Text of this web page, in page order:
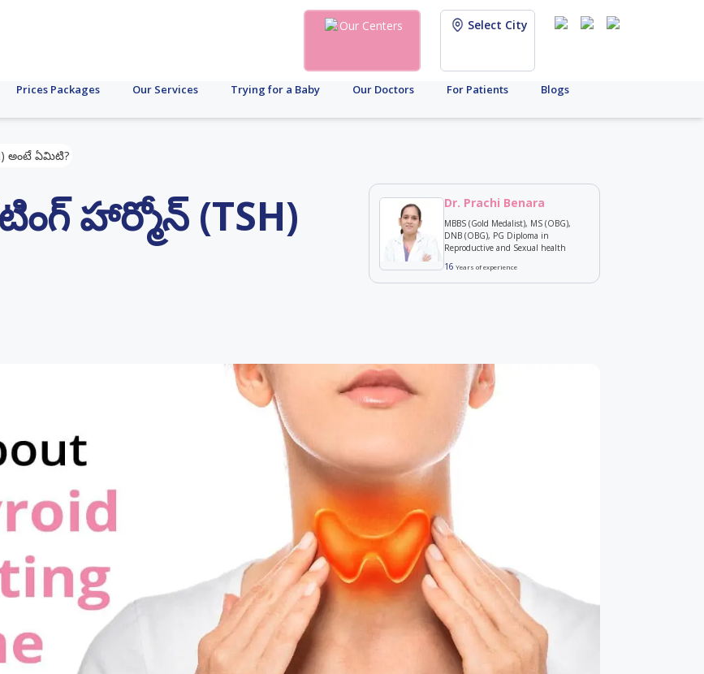
Our Centers Select City
Prices Packages Our Services Trying for a Baby Our Doctors For Patients Blogs
అంటే ఏమిటి?
హార్మోన్ (TSH)
Dr. Prachi Benara
MBBS (Gold Medalist), MS (OBG),
DNB (OBG), PG Diploma in
Reproductive and Sexual health
16 Years of experience